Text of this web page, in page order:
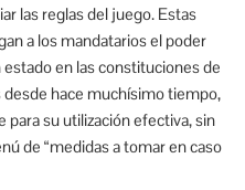
las reglas del juego. Estas
a los mandatarios el poder
en las constituciones de
desde hace muchísimo tiempo,
para su utilización efectiva, sin
de “medidas a tomar en caso